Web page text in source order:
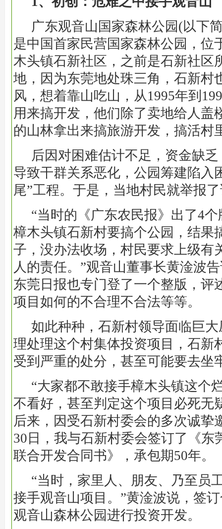
广东观音山国家森林公园(以下
是中国首家民营国家森林公园，位
木头镇石新社区，之前是石新社区
地，因为东莞地处珠三角，石新村
风，想着靠山吃山，从1995年到
用来搞开发，他们除了卖地给人盖
的山林拿出来搞旅游开发，搞活村
后因对困难估计不足，资金缺
导致干群关系恶化，公园筹建陷入
尾”工程。于是，当地村民就举报
“当时的《广东农民报》出了4
樟木头镇石新村要搞个公园，结果
子，没办法收场，村民要求上级有
人的责任。”观音山董事长黄淦波
东莞日报也专门登了一个整版，评
项目如何的不合理不合法等等。
如此种种，石新村领导面临巨
理处理这个村集体投资项目，石新
受到严重的处分，甚至可能要去坐
“大家都不敢接手樟木头镇这个
不看好，甚至判定这个项目必死无
后来，因受石新村委会的多次诚挚
30日，我与石新村委会签订了《东
联合开发合同书》，承包期50年。
“当时，家里人、朋友、乃至员
接手观音山项目。”黄淦波说，签
观音山森林公园进行投资开发。